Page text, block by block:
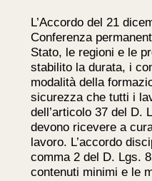
L’Accordo del 21
Conferenza
Stato, le regioni e le
stabilito la durata, i
modalità della
sicurezza che tutti i
dell’articolo 37 del D.
devono ricevere a
lavoro. L’accordo
comma 2 del D. Lgs.
contenuti minimi e le